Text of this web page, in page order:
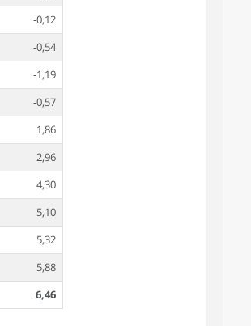
-0,12
-0,54
-1,19
-0,57
1,86
2,96
4,30
5,10
5,32
5,88
6,46